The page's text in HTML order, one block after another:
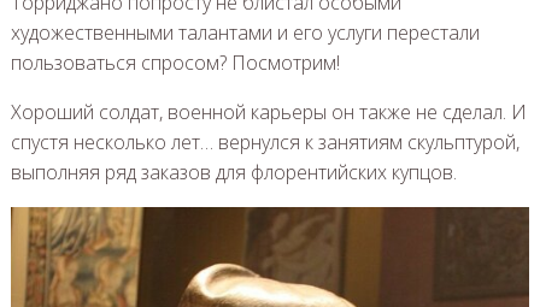
художественными талантами и его услуги перестали
пользоваться спросом? Посмотрим!
Хороший солдат, военной карьеры он также не сделал. И
спустя несколько лет… вернулся к занятиям скульптурой,
выполняя ряд заказов для флорентийских купцов.